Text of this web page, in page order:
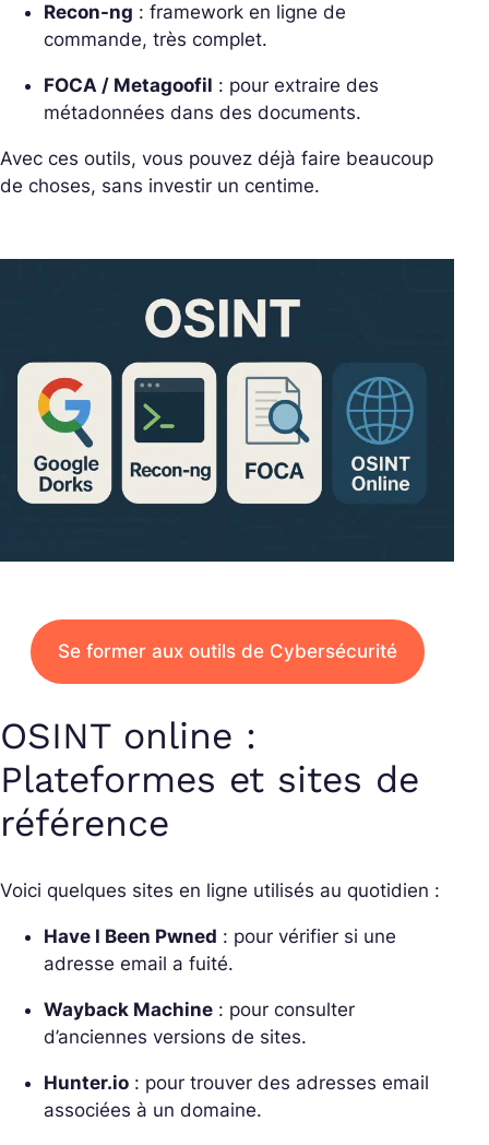
Recon-ng : framework en ligne de
commande, très complet.
FOCA / Metagoofil : pour extraire des
métadonnées dans des documents.
Avec ces outils, vous pouvez déjà faire beaucoup
de choses, sans investir un centime.
Se former aux outils de Cybersécurité
OSINT online :
Plateformes et sites de
référence
Voici quelques sites en ligne utilisés au quotidien :
Have I Been Pwned : pour vérifier si une
adresse email a fuité.
Wayback Machine : pour consulter
d’anciennes versions de sites.
Hunter.io : pour trouver des adresses email
associées à un domaine.